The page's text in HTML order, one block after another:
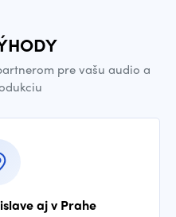
pre vašu audio a
aj v Prahe